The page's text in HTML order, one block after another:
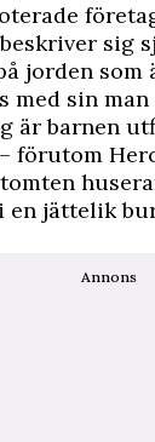
sig
jorden som
med sin
är barnen
förutom
en jättelik
Annons